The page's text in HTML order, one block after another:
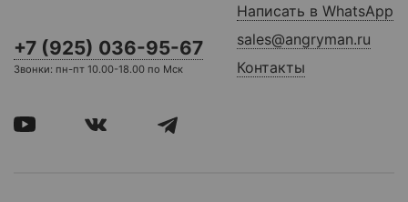
+7 (925) 036-95-67
Звонки: пн-пт 10.00-18.00 по Мск
Написать в WhatsApp
sales@angryman.ru
Контакты